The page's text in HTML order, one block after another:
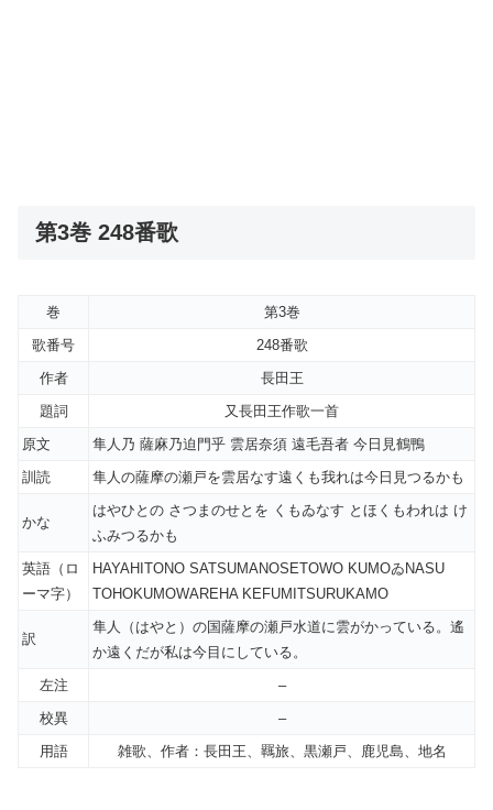
第3巻 248番歌
巻
第3巻
歌番号
248番歌
作者
長田王
題詞
又長田王作歌一首
原文
隼人乃 薩麻乃迫門乎 雲居奈須 遠毛吾者 今日見鶴鴨
訓読
隼人の薩摩の瀬戸を雲居なす遠くも我れは今日見つるかも
かな
はやひとの さつまのせとを くもゐなす とほくもわれは け
ふみつるかも
英語（ロ
ーマ字）
HAYAHITONO SATSUMANOSETOWO KUMOゐNASU
TOHOKUMOWAREHA KEFUMITSURUKAMO
訳
隼人（はやと）の国薩摩の瀬戸水道に雲がかっている。遙
か遠くだが私は今目にしている。
左注
–
校異
–
用語
雑歌、作者：長田王、羈旅、黒瀬戸、鹿児島、地名